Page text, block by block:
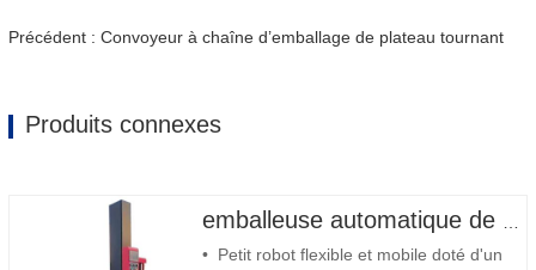
Précédent : Convoyeur à chaîne d’emballage de plateau tournant
Produits connexes
emballeuse automatique de robot
• Petit robot flexible et mobile doté d'un